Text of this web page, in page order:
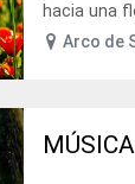
hacia una
Arco de